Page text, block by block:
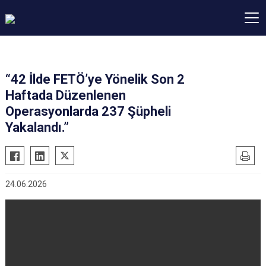
“42 İlde FETÖ’ye Yönelik Son 2
Haftada Düzenlenen
Operasyonlarda 237 Şüpheli
Yakalandı.”
24.06.2026